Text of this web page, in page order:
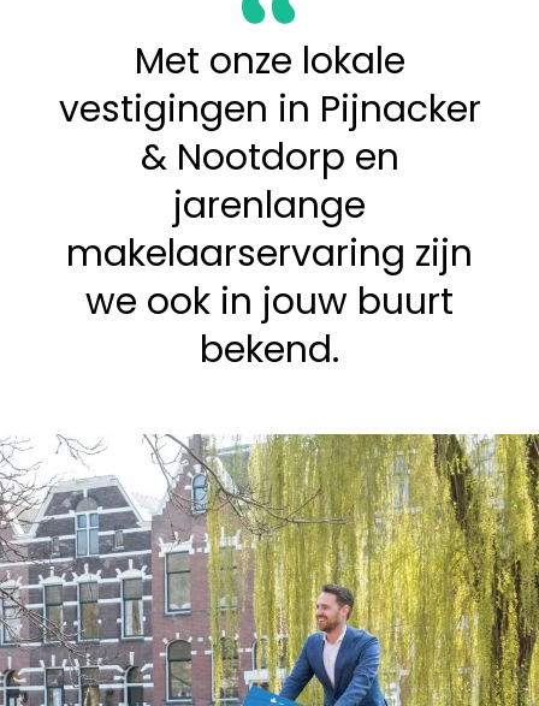
Met onze lokale
vestigingen in Pijnacker
& Nootdorp en
jarenlange
makelaarservaring zijn
we ook in jouw buurt
bekend.